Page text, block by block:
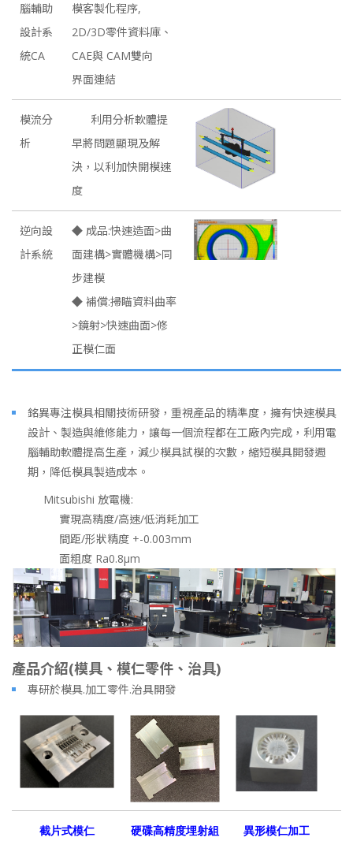
腦輔助
設計系
統CA
模客製化程序,
2D/3D零件資料庫、
CAE與 CAM雙向
界面連結
模流分
析
利用分析軟體提
早將問題顯現及解
決，以利加快開模速
度
逆向設
計系統
◆ 成品:快速造面>曲
面建構>實體機構>同
步建模
◆ 補償:掃瞄資料曲率
>鏡射>快速曲面>修
正模仁面
銘異專注模具相關技術研發，重視產品的精準度，擁有快速模具
設計、製造與維修能力，讓每一個流程都在工廠內完成，利用電
腦輔助軟體提高生產，減少模具試模的次數，縮短模具開發週
期，降低模具製造成本。
Mitsubishi 放電機:
實現高精度/高速/低消耗加工
間距/形狀精度 +-0.003mm
面粗度 Ra0.8μm
產品介紹(模具、模仁零件、治具)
專研於模具.加工零件.治具開發
截片式模仁 硬碟高精度埋射組 異形模仁加工